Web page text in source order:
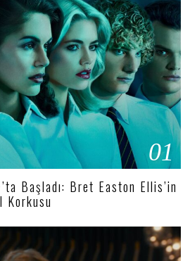
01
Başladı: Bret Easton Ellis’in
Korkusu